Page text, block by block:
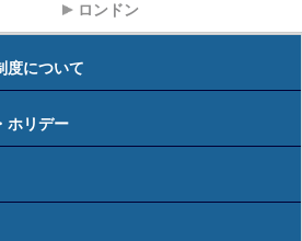
ロンドン
度について
ホリデー